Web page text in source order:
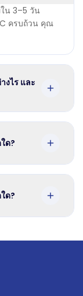
น 3–5 วัน
ครบถ้วน คุณ
งไร และ
ด?
ด?